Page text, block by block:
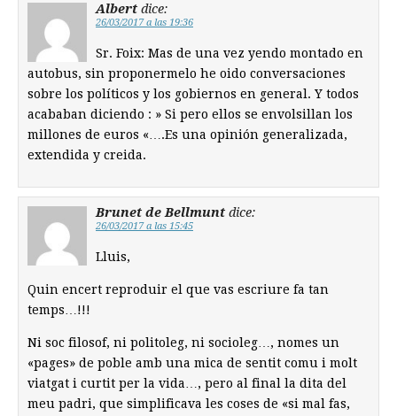
Albert dice:
26/03/2017 a las 19:36
Sr. Foix: Mas de una vez yendo montado en
autobus, sin proponermelo he oido conversaciones
sobre los políticos y los gobiernos en general. Y todos
acababan diciendo : » Si pero ellos se envolsillan los
millones de euros «….Es una opinión generalizada,
extendida y creida.
Brunet de Bellmunt dice:
26/03/2017 a las 15:45
Lluis,
Quin encert reproduir el que vas escriure fa tan
temps…!!!
Ni soc filosof, ni politoleg, ni socioleg…, nomes un
«pages» de poble amb una mica de sentit comu i molt
viatgat i curtit per la vida…, pero al final la dita del
meu padri, que simplificava les coses de «si mal fas,